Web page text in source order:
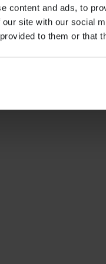
content and ads, to
site with our social
to them or that